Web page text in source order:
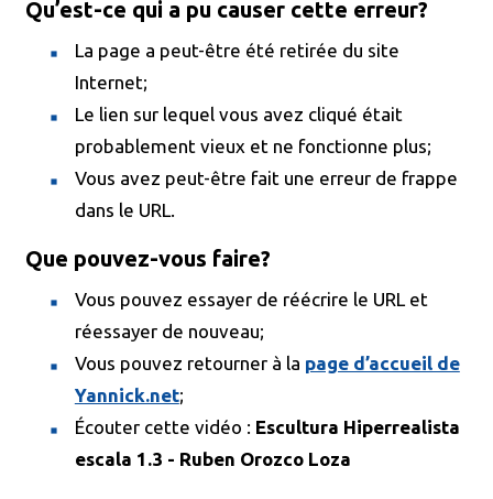
Qu’est-ce qui a pu causer cette erreur?
La page a peut-être été retirée du site
Internet;
Le lien sur lequel vous avez cliqué était
probablement vieux et ne fonctionne plus;
Vous avez peut-être fait une erreur de frappe
dans le URL.
Que pouvez-vous faire?
Vous pouvez essayer de réécrire le URL et
réessayer de nouveau;
Vous pouvez retourner à la page d’accueil de
Yannick.net;
Écouter cette vidéo : Escultura Hiperrealista
escala 1.3 - Ruben Orozco Loza